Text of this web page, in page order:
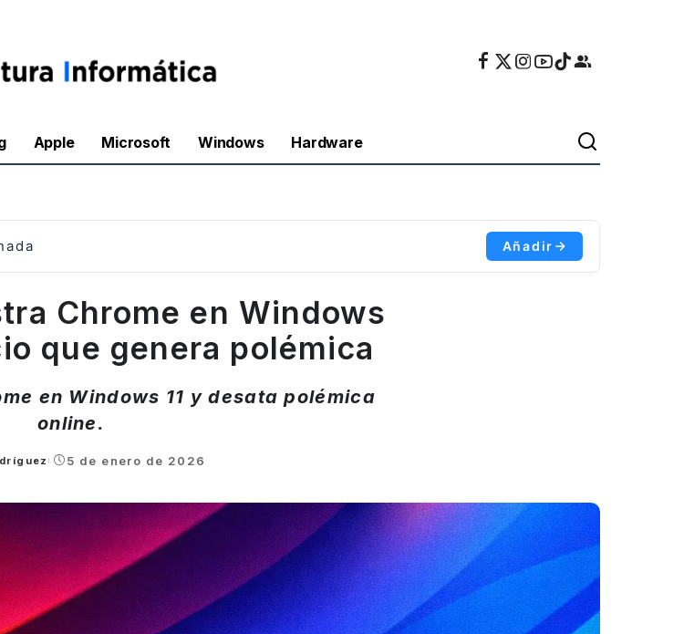
Apple Microsoft Windows Hardware
Añadir
Chrome en Windows
que genera polémica
en Windows 11 y desata polémica
online.
5 de enero de 2026